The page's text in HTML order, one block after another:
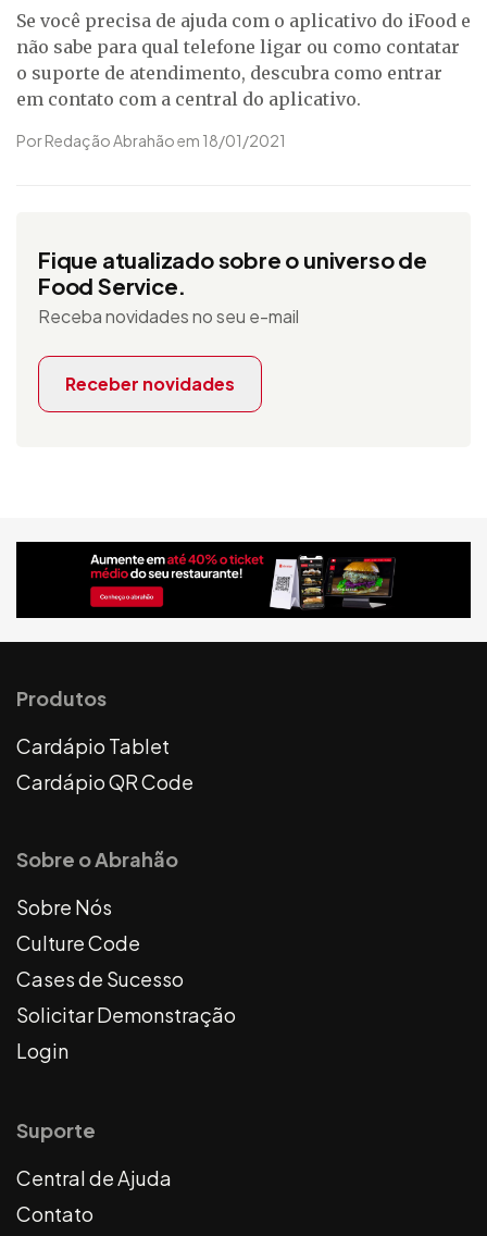
Se você precisa de ajuda com o aplicativo do iFood e
não sabe para qual telefone ligar ou como contatar
o suporte de atendimento, descubra como entrar
em contato com a central do aplicativo.
Por Redação Abrahão em 18/01/2021
Fique atualizado sobre o universo de
Food Service.
Receba novidades no seu e-mail
Receber novidades
Produtos
Cardápio Tablet
Cardápio QR Code
Sobre o Abrahão
Sobre Nós
Culture Code
Cases de Sucesso
Solicitar Demonstração
Login
Suporte
Central de Ajuda
Contato